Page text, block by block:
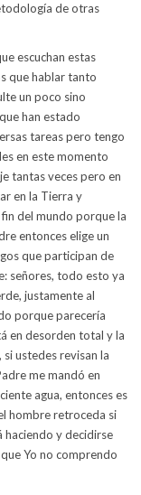
de otras
escuchan estas
que hablar tanto
un poco sino
han estado
tareas pero tengo
en este momento
tantas veces pero en
en la Tierra y
del mundo porque la
entonces elige un
que participan de
señores, todo esto ya
justamente al
porque parecería
en desorden total y la
ustedes revisan la
me mandó en
agua, entonces es
hombre retroceda si
haciendo y decidirse
Yo no comprendo